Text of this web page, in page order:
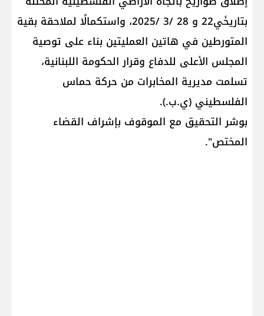
بتاريخَي22 و 28 /3 /2025، واستكمالًا لملاحقة بقية
المتورطين في هاتين العمليتين بناء على توصية
المجلس الأعلى للدفاع وقرار الحكومة اللبنانية،
تسلمت مديرية المخابرات من حركة حماس
الفلسطيني (ي.ب.).
بوشر التحقيق مع الموقوف بإشراف القضاء
المختص".